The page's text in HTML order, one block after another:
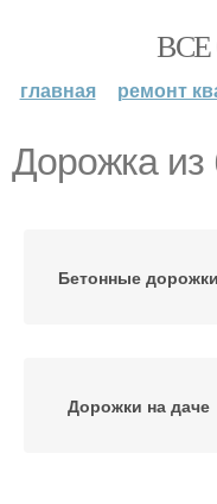
главная ремонт
Дорожка из
Бетонные дорожки
Дорожки на даче